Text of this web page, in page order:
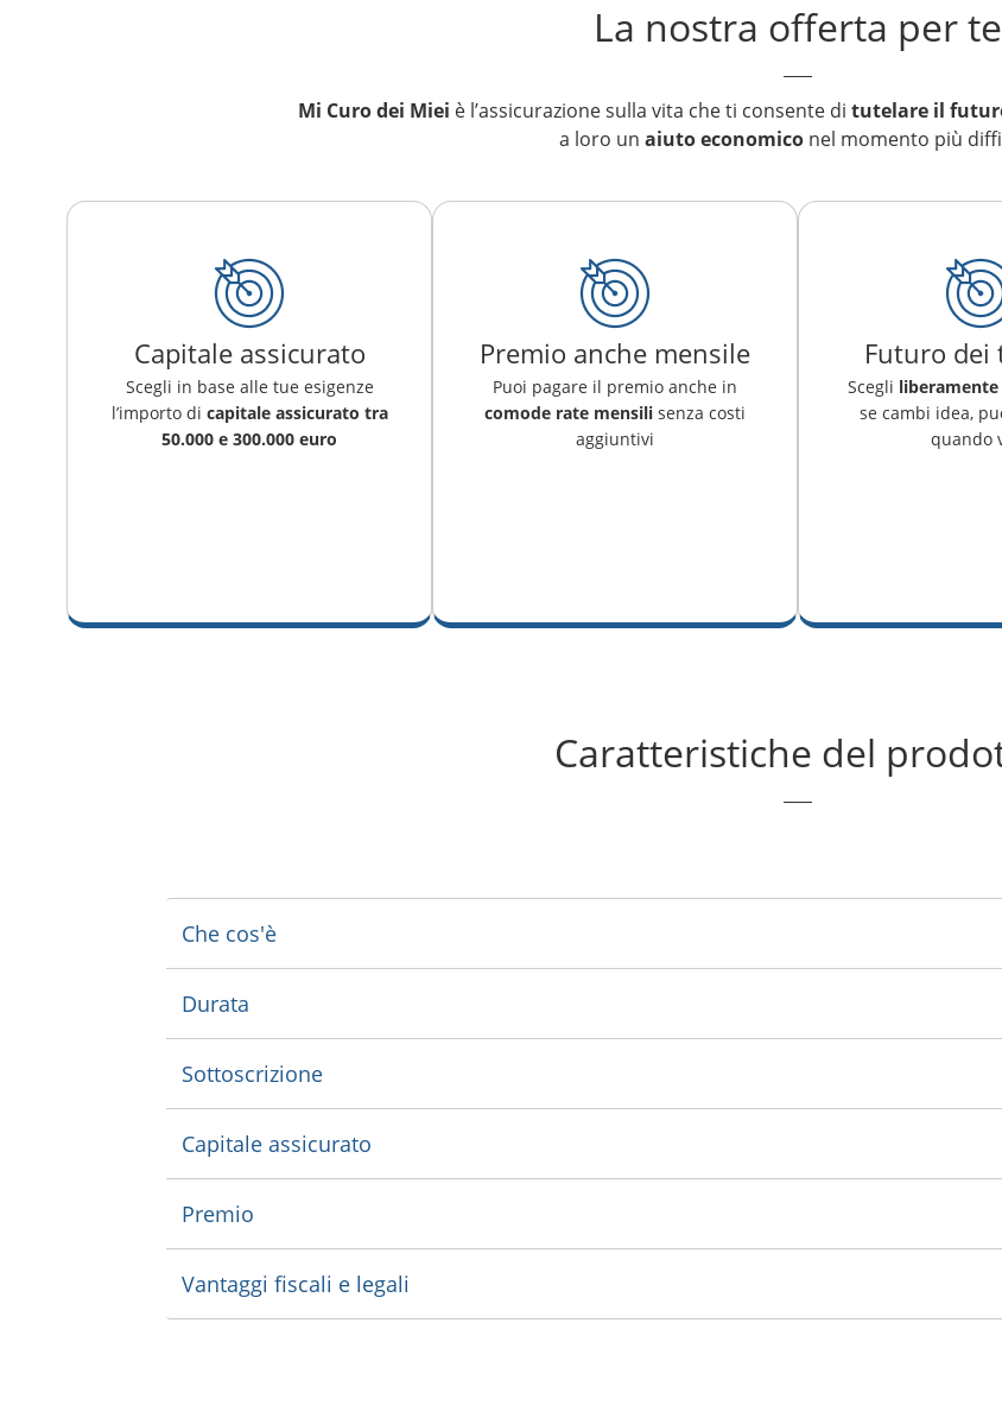
La nostra offerta per te
Mi Curo dei Miei è l’assicurazione sulla vita che ti consente di tutelare il
a loro un aiuto economico nel momento più
Capitale assicurato
Scegli in base alle tue esigenze
l’importo di capitale assicurato tra
50.000 e 300.000 euro
Premio anche mensile
Puoi pagare il premio anche in
comode rate mensili senza costi
aggiuntivi
Futuro dei
Scegli liberamente
se cambi idea,
quando
Caratteristiche del
Che cos'è
Durata
Sottoscrizione
Capitale assicurato
Premio
Vantaggi fiscali e legali